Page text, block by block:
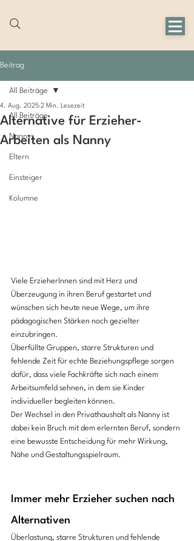
Beitrag
All Beiträge
Nannys
Eltern
Einsteiger
Kolumne
All Beiträge
Alternative für Erzieher-
Arbeiten als Nanny
4. Aug. 2025 2 Min. Lesezeit
Viele ErzieherInnen sind mit Herz und
Überzeugung in ihren Beruf gestartet und
wünschen sich heute neue Wege, um ihre
pädagogischen Stärken noch gezielter
einzubringen.
Überfüllte Gruppen, starre Strukturen und
fehlende Zeit für echte Beziehungspflege sorgen
dafür, dass viele Fachkräfte sich nach einem
Arbeitsumfeld sehnen, in dem sie Kinder
individueller begleiten können.
Der Wechsel in den Privathaushalt als Nanny ist
dabei kein Bruch mit dem erlernten Beruf, sondern
eine bewusste Entscheidung für mehr Wirkung,
Nähe und Gestaltungsspielraum.
Immer mehr Erzieher suchen nach
Alternativen
Überlastung, starre Strukturen und fehlende